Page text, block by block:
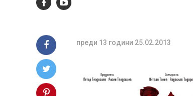
война
преди 13 години 25.02.2013